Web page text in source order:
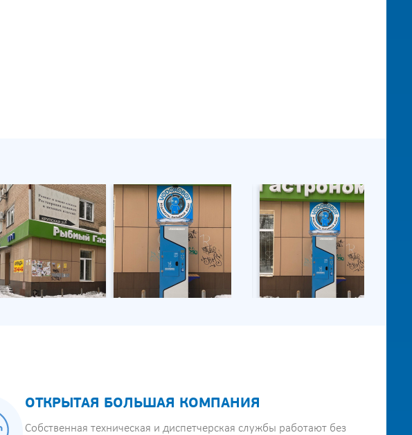
ОТКРЫТАЯ БОЛЬШАЯ КОМПАНИЯ
Собственная техническая и диспетчерская службы работают без